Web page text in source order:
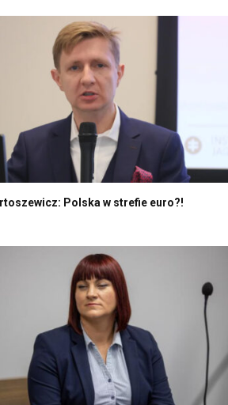
Polska w strefie euro?!